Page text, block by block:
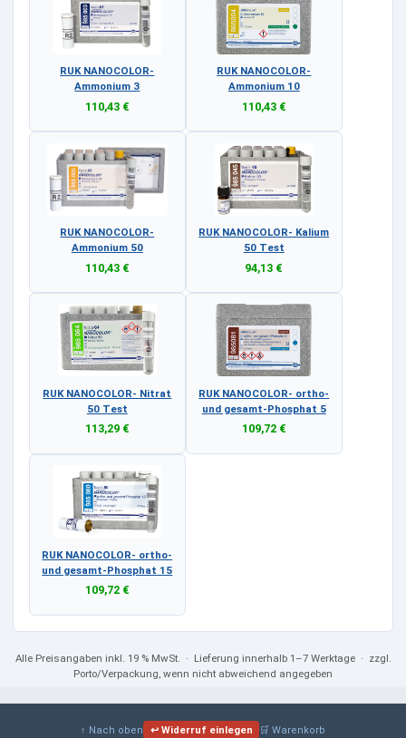
RUK NANOCOLOR-
Ammonium 3
110,43 €
RUK NANOCOLOR-
Ammonium 10
110,43 €
RUK NANOCOLOR-
Ammonium 50
110,43 €
RUK NANOCOLOR- Kalium
50 Test
94,13 €
RUK NANOCOLOR- Nitrat
50 Test
113,29 €
RUK NANOCOLOR- ortho-
und gesamt-Phosphat 5
109,72 €
RUK NANOCOLOR- ortho-
und gesamt-Phosphat 15
109,72 €
Alle Preisangaben inkl. 19 % MwSt.
· Lieferung innerhalb 1–7 Werktage · zzgl.
Porto/Verpackung, wenn nicht abweichend angegeben
↑ Nach oben ↩ Widerruf einlegen 🛒 Warenkorb